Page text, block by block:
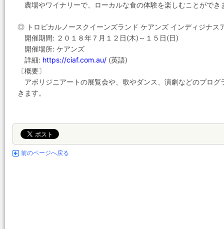
農場やワイナリーで、ローカルな食の体験を楽しむことができ
◎ トロピカルノースクイーンズランド ケアンズ インディジナス
開催期間: ２０１８年７月１２日(木)～１５日(日)
開催場所: ケアンズ
詳細: https://ciaf.com.au/ (英語)
〔概要〕
アボリジニアートの展覧会や、歌やダンス、演劇などのプロ
きます。
前のページへ戻る